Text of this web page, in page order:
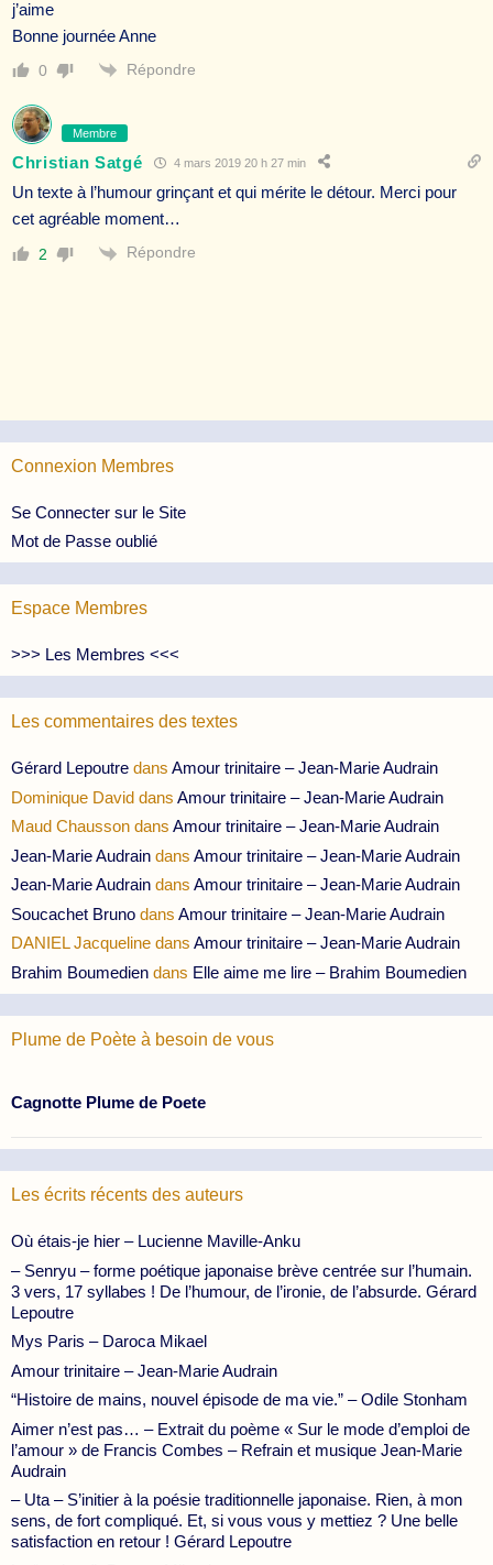
j’aime
Bonne journée Anne
0 Répondre
Membre
Christian Satgé 4 mars 2019 20 h 27 min
Un texte à l’humour grinçant et qui mérite le détour. Merci pour
cet agréable moment…
2 Répondre
Connexion Membres
Se Connecter sur le Site
Mot de Passe oublié
Espace Membres
>>> Les Membres <<<
Les commentaires des textes
Gérard Lepoutre dans Amour trinitaire – Jean-Marie Audrain
Dominique David dans Amour trinitaire – Jean-Marie Audrain
Maud Chausson dans Amour trinitaire – Jean-Marie Audrain
Jean-Marie Audrain dans Amour trinitaire – Jean-Marie Audrain
Jean-Marie Audrain dans Amour trinitaire – Jean-Marie Audrain
Soucachet Bruno dans Amour trinitaire – Jean-Marie Audrain
DANIEL Jacqueline dans Amour trinitaire – Jean-Marie Audrain
Brahim Boumedien dans Elle aime me lire – Brahim Boumedien
Plume de Poète à besoin de vous
Cagnotte Plume de Poete
Les écrits récents des auteurs
Où étais-je hier – Lucienne Maville-Anku
– Senryu – forme poétique japonaise brève centrée sur l’humain.
3 vers, 17 syllabes ! De l’humour, de l’ironie, de l’absurde. Gérard
Lepoutre
Mys Paris – Daroca Mikael
Amour trinitaire – Jean-Marie Audrain
“Histoire de mains, nouvel épisode de ma vie.” – Odile Stonham
Aimer n’est pas… – Extrait du poème « Sur le mode d’emploi de
l’amour » de Francis Combes – Refrain et musique Jean-Marie
Audrain
– Uta – S’initier à la poésie traditionnelle japonaise. Rien, à mon
sens, de fort compliqué. Et, si vous vous y mettiez ? Une belle
satisfaction en retour ! Gérard Lepoutre